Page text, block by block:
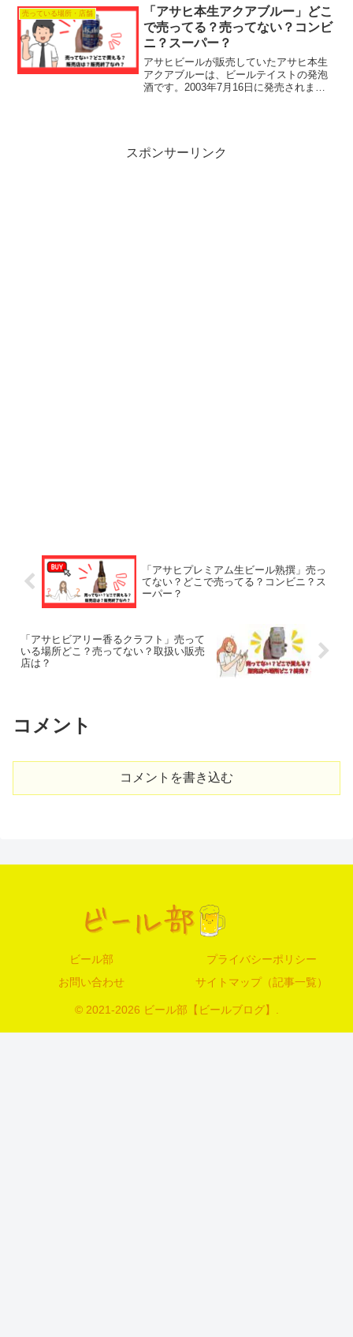
かな味わいと独特の飲み方で、クラフト
ビールや国産ビールとはひ...
売っている場所・店舗
「アサヒ本生アクアブルー」どこ
で売ってる？売ってない？コンビ
ニ？スーパー？
アサヒビールが販売していたアサヒ本生
アクアブルーは、ビールテイストの発泡
酒です。2003年7月16日に発売されまし
スポンサーリンク
「アサヒプレミアム生ビール熟撰」売っ
てない？どこで売ってる？コンビニ？ス
ーパー？
「アサヒビアリー香るクラフト」売って
いる場所どこ？売ってない？取扱い販売
店は？
コメント
コメントを書き込む
ビール部
プライバシーポリシー
お問い合わせ
サイトマップ（記事一覧）
© 2021-2026 ビール部【ビールブログ】.